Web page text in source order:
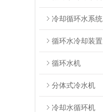
冷却循环水系统
循环水冷却装置
循环水机
分体式冷水机
冷却水循环机